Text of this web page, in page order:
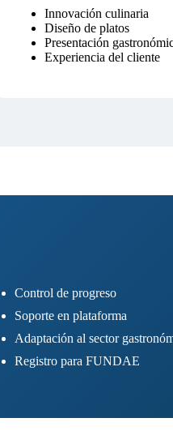
Innovación culinaria
Diseño de platos
Presentación
Experiencia del cliente
Control de progreso
Soporte en plataforma
Adaptación al sector
Registro para FUNDAE